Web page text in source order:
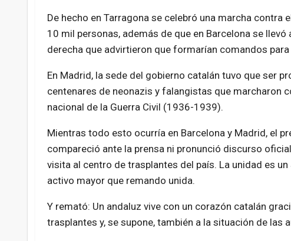
De hecho en Tarragona se celebró una marcha
10 mil personas, además de que en Barcelona se
derecha que advirtieron que formarían comandos
En Madrid, la sede del gobierno catalán tuvo que ser
centenares de neonazis y falangistas que marcharon
nacional de la Guerra Civil (1936-1939).
Mientras todo esto ocurría en Barcelona y Madrid, el
compareció ante la prensa ni pronunció discurso
visita al centro de trasplantes del país. La unidad es
activo mayor que remando unida.
Y remató: Un andaluz vive con un corazón catalán
trasplantes y, se supone, también a la situación de las